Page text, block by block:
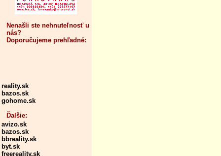
Nenašli ste nehnuteľnosť u
nás?
Doporučujeme prehľadné:
reality.sk
bazos.sk
gohome.sk
Ďalšie:
avizo.sk
bazos.sk
bbreality.sk
byt.sk
freereality.sk